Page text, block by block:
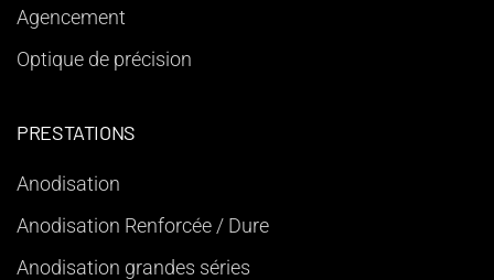
Agencement
Optique de précision
PRESTATIONS
Anodisation
Anodisation Renforcée / Dure
Anodisation grandes séries